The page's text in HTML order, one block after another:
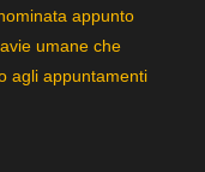
appunto
umane che
agli appuntamenti